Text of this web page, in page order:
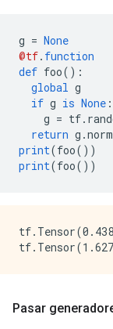
g = None
@tf. function
def foo():
global g
if g is None :
g = tf.
return g .
print(foo())
print(foo())
Pasar